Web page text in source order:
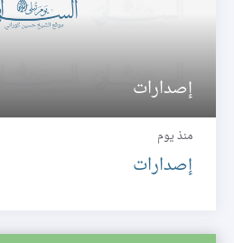
إصدارات
منذ يوم
إصدارات